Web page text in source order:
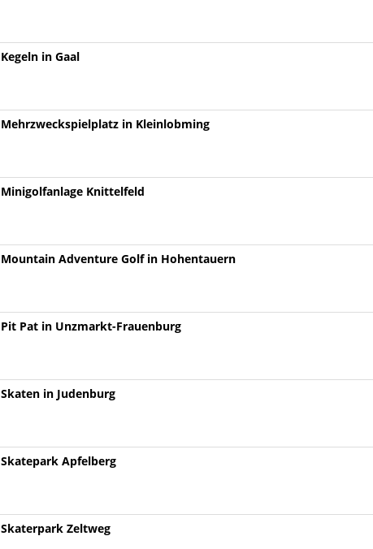
Kegeln in Gaal
Mehrzweckspielplatz in Kleinlobming
Minigolfanlage Knittelfeld
Mountain Adventure Golf in Hohentauern
Pit Pat in Unzmarkt-Frauenburg
Skaten in Judenburg
Skatepark Apfelberg
Skaterpark Zeltweg